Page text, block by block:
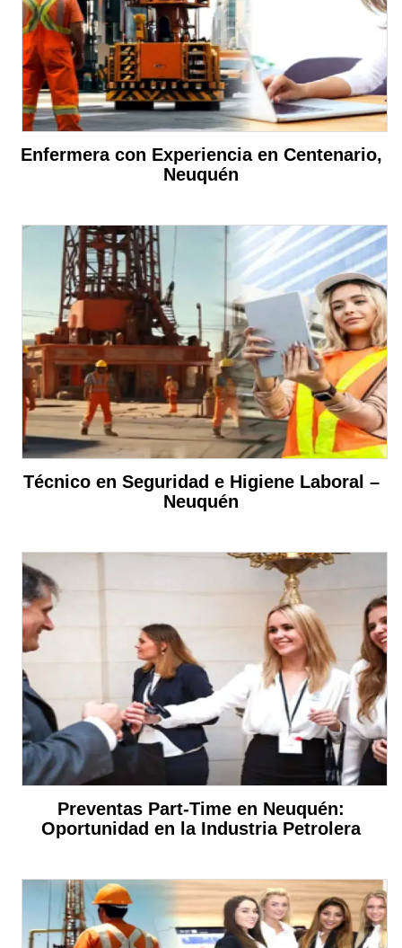
Enfermera con Experiencia en Centenario,
Neuquén
Técnico en Seguridad e Higiene Laboral –
Neuquén
Preventas Part-Time en Neuquén:
Oportunidad en la Industria Petrolera